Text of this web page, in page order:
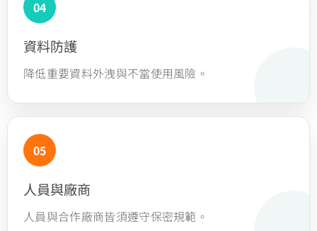
資料防護
降低重要資料外洩與不當使用風險。
人員與廠商
人員與合作廠商皆須遵守保密規範。